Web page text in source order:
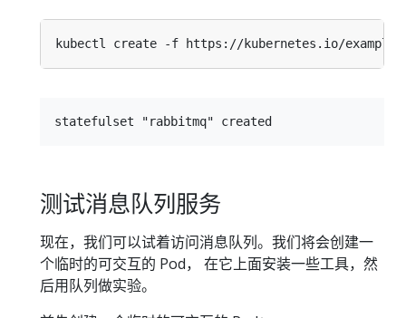
测试消息队列服务
现在，我们可以试着访问消息队列。我们将会创建一
个临时的可交互的 Pod， 在它上面安装一些工具，然
后用队列做实验。